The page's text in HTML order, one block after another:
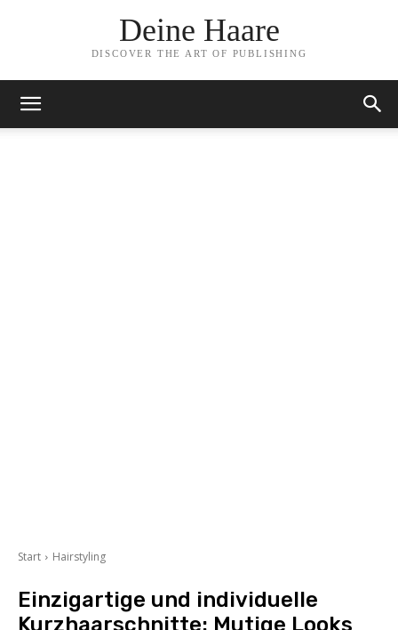
Deine Haare
DISCOVER THE ART OF PUBLISHING
Start Hairstyling
Einzigartige und individuelle
Kurzhaarschnitte: Mutige Looks